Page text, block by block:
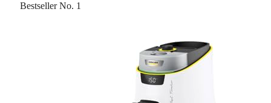
Bestseller No. 1